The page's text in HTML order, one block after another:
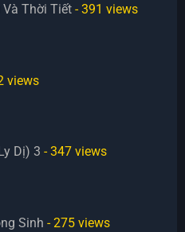
Và Thời Tiết - 391 views
views
Dị) 3 - 347 views
Sinh - 275 views